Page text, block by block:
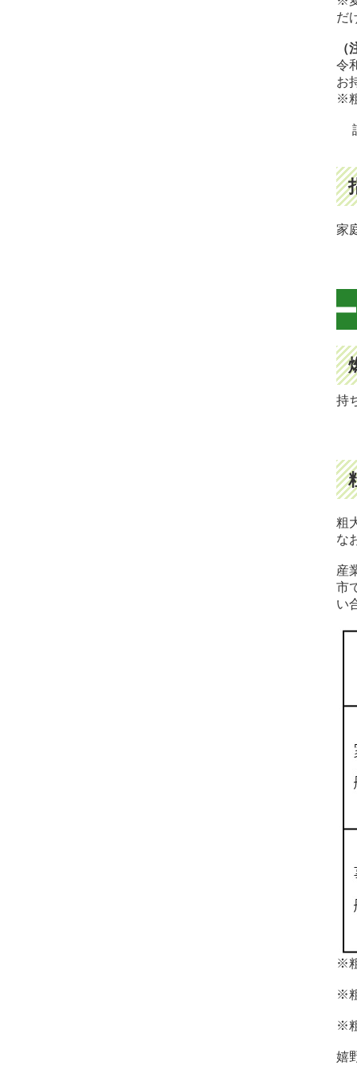
だ
（
令
お
※
家
持
粗
な
産
市
い
※
※
※
嬉